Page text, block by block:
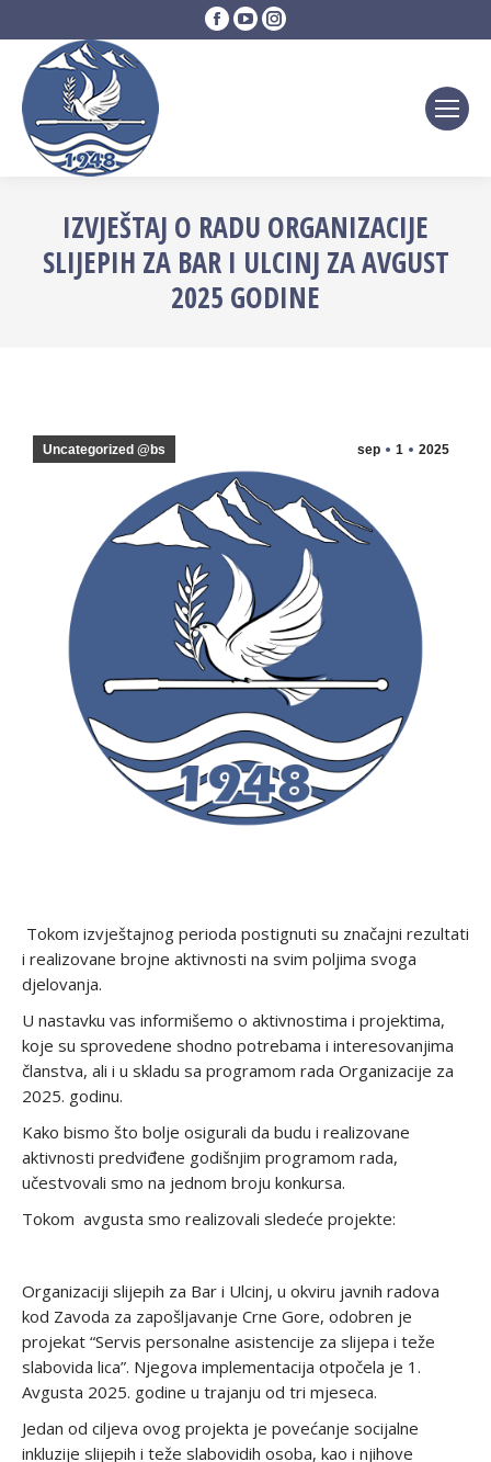
Facebook
page
YouTube
page
Instagram
page
IZVJEŠTAJ O RADU ORGANIZACIJE
SLIJEPIH ZA BAR I ULCINJ ZA AVGUST
2025 GODINE
sep 1 2025
Uncategorized @bs
Tokom izvještajnog perioda postignuti su značajni rezultati
i realizovane brojne aktivnosti na svim poljima svoga
djelovanja.
U nastavku vas informišemo o aktivnostima i projektima,
koje su sprovedene shodno potrebama i interesovanjima
članstva, ali i u skladu sa programom rada Organizacije za
2025. godinu.
Kako bismo što bolje osigurali da budu i realizovane
aktivnosti predviđene godišnjim programom rada,
učestvovali smo na jednom broju konkursa.
Tokom avgusta smo realizovali sledeće projekte:
Organizaciji slijepih za Bar i Ulcinj, u okviru javnih radova
kod Zavoda za zapošljavanje Crne Gore, odobren je
projekat “Servis personalne asistencije za slijepa i teže
slabovida lica”. Njegova implementacija otpočela je 1.
Avgusta 2025. godine u trajanju od tri mjeseca.
Jedan od ciljeva ovog projekta je povećanje socijalne
inkluzije slijepih i teže slabovidih osoba, kao i njihove